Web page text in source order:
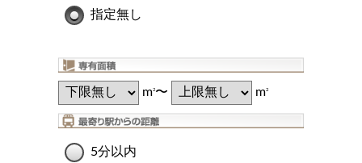
指定無し
m2〜 m2
5分以内